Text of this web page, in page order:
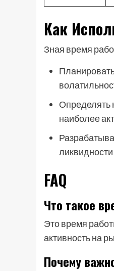
Как
Зная время
Определять
наиболее
FAQ
Что такое
Это время
активность на
Почему